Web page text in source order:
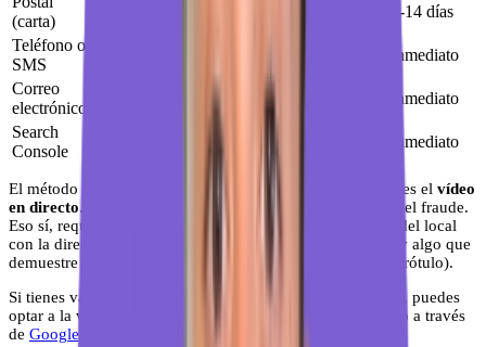
(carta)
5-14 días
Teléfono o
SMS
Inmediato
Correo
electrónico
Recibes un código en el email asociado al
Inmediato
Search
Console
Verificación automática si tu web ya está
Inmediato
El método más habitual hoy para negocios físicos nuevos es el vídeo
en directo. Google lo ha extendido mucho porque reduce el fraude.
Eso sí, requiere preparación: tienes que grabar el exterior del local
con la dirección visible, el interior con equipamiento real y algo que
demuestre que eres el propietario (llaves, documentación, rótulo).
Si tienes varias ubicaciones o gestionas más de diez fichas, puedes
optar a la verificación masiva. Para eso necesitas solicitarlo a través
de Google Business Profile
y cumplir ciertos requisitos de